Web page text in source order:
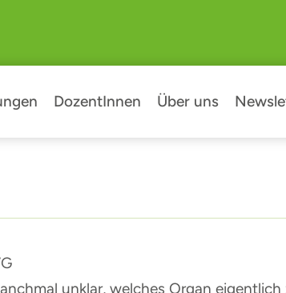
DozentInnen Über uns
unklar, welches Organ